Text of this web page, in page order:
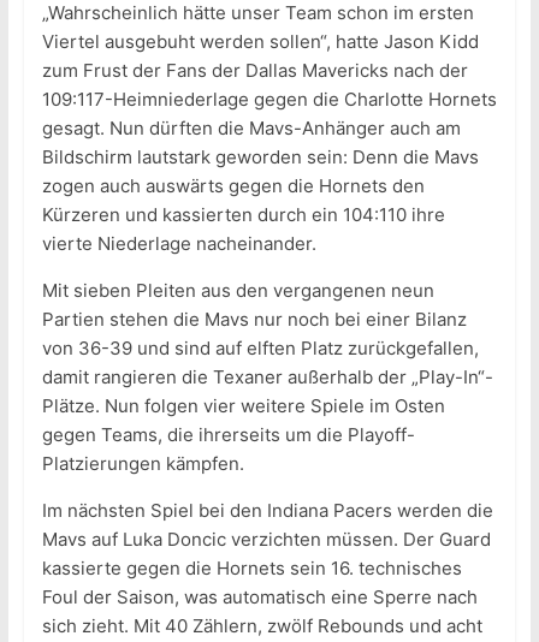
„Wahrscheinlich hätte unser Team schon im ersten
Viertel ausgebuht werden sollen“, hatte Jason Kidd
zum Frust der Fans der Dallas Mavericks nach der
109:117-Heimniederlage gegen die Charlotte Hornets
gesagt. Nun dürften die Mavs-Anhänger auch am
Bildschirm lautstark geworden sein: Denn die Mavs
zogen auch auswärts gegen die Hornets den
Kürzeren und kassierten durch ein 104:110 ihre
vierte Niederlage nacheinander.
Mit sieben Pleiten aus den vergangenen neun
Partien stehen die Mavs nur noch bei einer Bilanz
von 36-39 und sind auf elften Platz zurückgefallen,
damit rangieren die Texaner außerhalb der „Play-In“-
Plätze. Nun folgen vier weitere Spiele im Osten
gegen Teams, die ihrerseits um die Playoff-
Platzierungen kämpfen.
Im nächsten Spiel bei den Indiana Pacers werden die
Mavs auf Luka Doncic verzichten müssen. Der Guard
kassierte gegen die Hornets sein 16. technisches
Foul der Saison, was automatisch eine Sperre nach
sich zieht. Mit 40 Zählern, zwölf Rebounds und acht